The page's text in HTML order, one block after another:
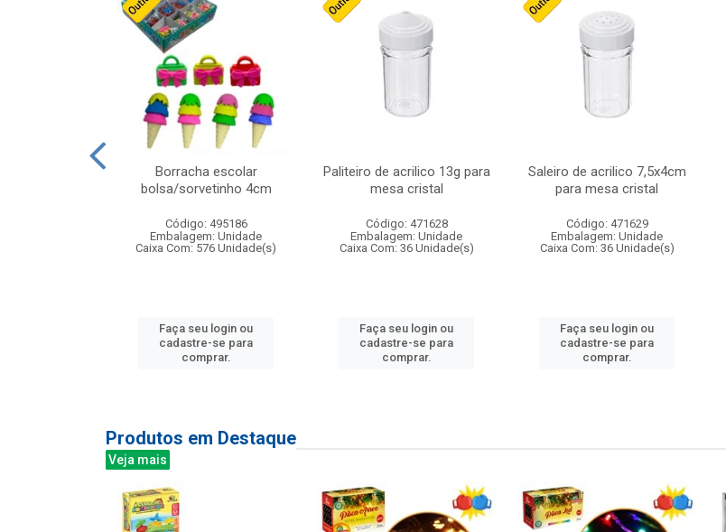
Borracha escolar
bolsa/sorvetinho 4cm
Código: 495186
Embalagem: Unidade
Caixa Com: 576 Unidade(s)
Faça seu login ou
cadastre-se para
comprar.
Paliteiro de acrilico 13g para
mesa cristal
Código: 471628
Embalagem: Unidade
Caixa Com: 36 Unidade(s)
Faça seu login ou
cadastre-se para
comprar.
Saleiro de acrilico 7,5x4cm
para mesa cristal
Código: 471629
Embalagem: Unidade
Caixa Com: 36 Unidade(s)
Faça seu login ou
cadastre-se para
comprar.
Produtos em Destaque
Veja mais